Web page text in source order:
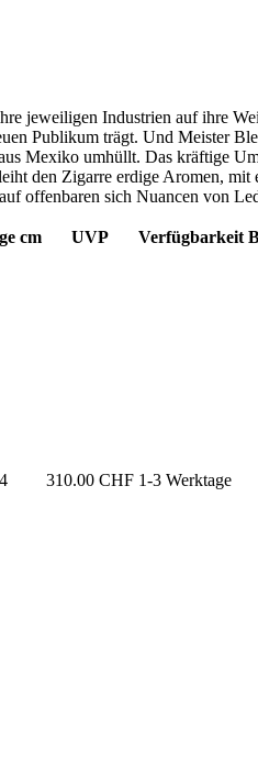
jeweiligen Industrien auf ihre
Publikum trägt. Und Meister
Mexiko umhüllt. Das kräftige
den Zigarre erdige Aromen,
offenbaren sich Nuancen von
cm UVP Verfügbarkeit
310.00 CHF 1-3 Werktage